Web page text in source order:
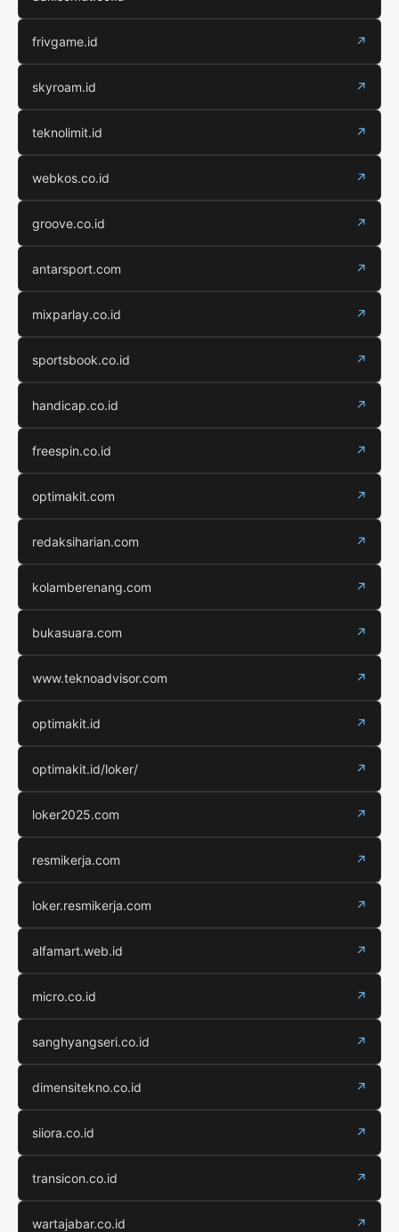
frivgame.id ↗
skyroam.id ↗
teknolimit.id ↗
webkos.co.id ↗
groove.co.id ↗
antarsport.com ↗
mixparlay.co.id ↗
sportsbook.co.id ↗
handicap.co.id ↗
freespin.co.id ↗
optimakit.com ↗
redaksiharian.com ↗
kolamberenang.com ↗
bukasuara.com ↗
www.teknoadvisor.com ↗
optimakit.id ↗
optimakit.id/loker/ ↗
loker2025.com ↗
resmikerja.com ↗
loker.resmikerja.com ↗
alfamart.web.id ↗
micro.co.id ↗
sanghyangseri.co.id ↗
dimensitekno.co.id ↗
siiora.co.id ↗
transicon.co.id ↗
wartajabar.co.id ↗